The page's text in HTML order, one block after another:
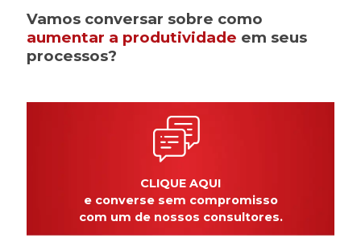
Vamos conversar sobre como
aumentar a produtividade em seus
processos?
CLIQUE AQUI
e converse sem compromisso
com um de nossos consultores.